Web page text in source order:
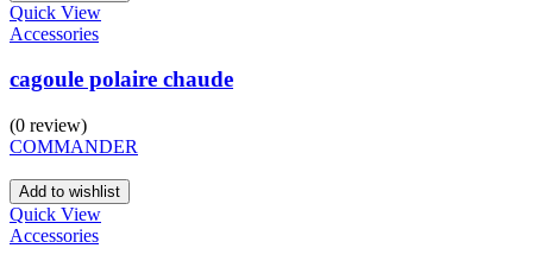
Quick View
Accessories
cagoule polaire chaude
(0 review)
COMMANDER
Add to wishlist
Quick View
Accessories